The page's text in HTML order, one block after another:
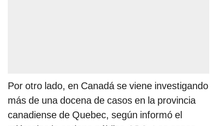
Por otro lado, en Canadá se viene investigando
más de una docena de casos en la provincia
canadiense de Quebec, según informó el